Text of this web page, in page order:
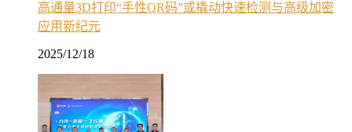
高通量3D打印“手性QR码”或撬动快速检测与高级加密
应用新纪元
2025/12/18